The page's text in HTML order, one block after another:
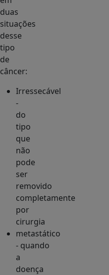
duas
situações
desse
tipo
de
câncer:
Irressecável
-
do
tipo
que
não
pode
ser
removido
completamente
por
cirurgia
metastático
- quando
a
doença